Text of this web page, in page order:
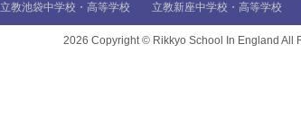
立教池袋中学校・高等学校 立教新座中学校・高等学校
2026 Copyright © Rikkyo School In England All